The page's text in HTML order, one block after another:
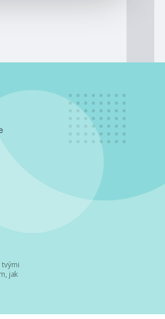
tvými
jak